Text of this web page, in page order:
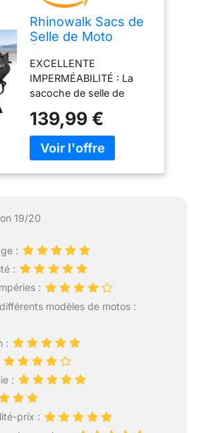
Rhinowalk Sacs de
Selle de Moto
Vibrations Sacs
latéraux de Moteur
Sacs d'épaule de
Moto 28L, 1 Paire
EXCELLENTE
IMPERMÉABILITÉ : La
sacoche de selle de
bâche PVC 500D, qui est
100% imperméable et le
matériau le plus durable
tout en favorisant une
Grande capacité pour les
besoins quotidiens : Le
sac de moto étanche est
spécialement conçu pour
plein air. 2 poches
latérales avec un total de
28L grande capacité
pour répondre à vos
besoins quotidiens.
UTILISATION RAPIDE ET
139,99 €
19/20
:
:
:
modèles de motos :
:
:
prix :